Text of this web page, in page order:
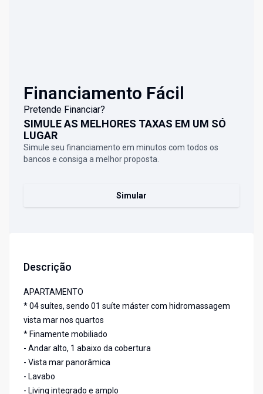
Financiamento Fácil
Pretende Financiar?
SIMULE AS MELHORES TAXAS EM UM SÓ
LUGAR
Simule seu financiamento em minutos com todos os
bancos e consiga a melhor proposta.
Simular
Descrição
APARTAMENTO
* 04 suítes, sendo 01 suíte máster com hidromassagem
vista mar nos quartos
* Finamente mobiliado
- Andar alto, 1 abaixo da cobertura
- Vista mar panorâmica
- Lavabo
- Living integrado e amplo